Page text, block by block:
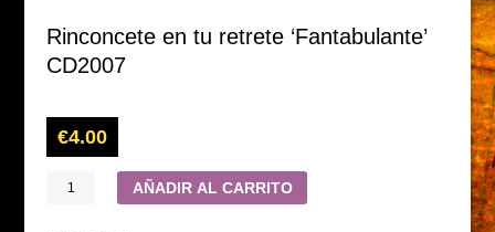
Rinconcete en tu retrete ‘Fantabulante’
CD2007
€4.00
AÑADIR AL CARRITO